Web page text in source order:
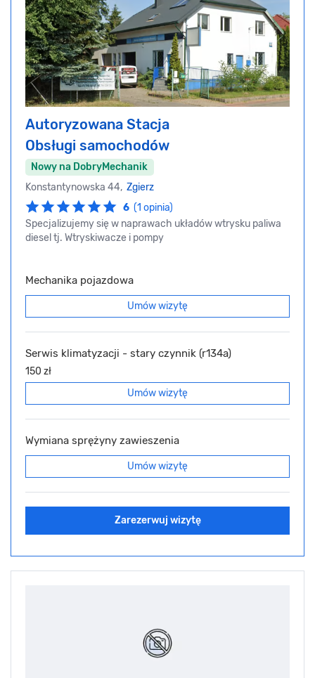
Autoryzowana Stacja
Obsługi samochodów
Nowy na DobryMechanik
Konstantynowska 44, Zgierz
6 (1 opinia)
Specjalizujemy się w naprawach układów wtrysku paliwa
diesel tj. Wtryskiwacze i pompy
Mechanika pojazdowa
Umów wizytę
Serwis klimatyzacji - stary czynnik (r134a)
150 zł
Umów wizytę
Wymiana sprężyny zawieszenia
Umów wizytę
Zarezerwuj wizytę